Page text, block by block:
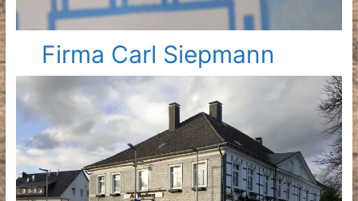
Firma Carl Siepmann